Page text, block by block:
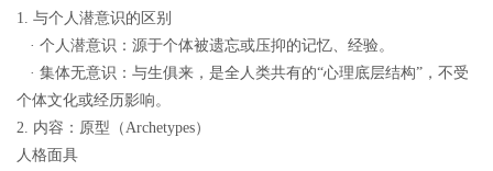
1. 与个人潜意识的区别
· 个人潜意识：源于个体被遗忘或压抑的记忆、经验。
· 集体无意识：与生俱来，是全人类共有的“心理底层结构”，不受
个体文化或经历影响。
2. 内容：原型（Archetypes）
人格面具